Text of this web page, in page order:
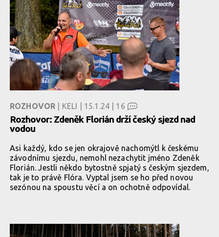
ROZHOVOR | KELI | 15.1.24 | 16
Rozhovor: Zdeněk Florián drží český sjezd nad
vodou
Asi každý, kdo se jen okrajově nachomýtl k českému
závodnímu sjezdu, nemohl nezachytit jméno Zdeněk
Florián. Jestli někdo bytostně spjatý s českým sjezdem,
tak je to právě Flóra. Vyptal jsem se ho před novou
sezónou na spoustu věcí a on ochotně odpovídal.